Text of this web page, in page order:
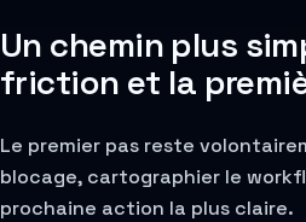
Un chemin plus
friction et la
Le premier pas reste
blocage, cartographier le
prochaine action la plus claire.